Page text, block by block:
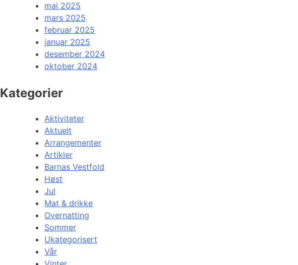
mai 2025
mars 2025
februar 2025
januar 2025
desember 2024
oktober 2024
Kategorier
Aktiviteter
Aktuelt
Arrangementer
Artikler
Barnas Vestfold
Høst
Jul
Mat & drikke
Overnatting
Sommer
Ukategorisert
Vår